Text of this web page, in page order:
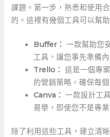
課題。第一步，熟悉和使用
的。這裡有幾個工具可以幫
Buffer： 一款幫助您
工具，讓您事先準備
Trello： 這是一個專
的營銷策略，確保每
Canva： 一款設計工
易舉，即使您不是專業
除了利用這些工具，建立清